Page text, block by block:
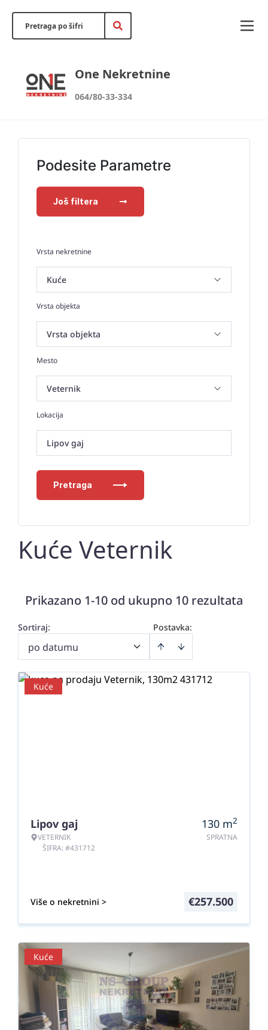
One Nekretnine
064/80-33-334
Podesite Parametre
Još filtera
Vrsta nekretnine
Vrsta objekta
Mesto
Lokacija
Lipov gaj
Pretraga
Kuće Veternik
Prikazano 1-10 od ukupno 10 rezultata
Postavka:
Sortiraj:
po datumu
Kuće
Lipov gaj
VETERNIK
ŠIFRA: #431712
130 m2
SPRATNA
Više o nekretnini > €257.500
Kuće